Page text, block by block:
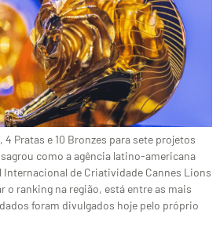
4 Pratas e 10 Bronzes para sete projetos
como a agência latino-americana
Internacional de Criatividade Cannes Lions
o ranking na região, está entre as mais
foram divulgados hoje pelo próprio